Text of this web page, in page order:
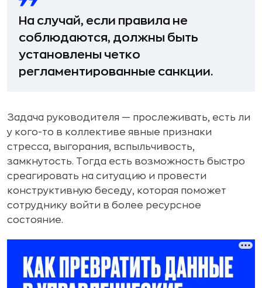
На случай, если правила не
соблюдаются, должны быть
установлены четко
регламентированные санкции.
Задача руководителя — прослеживать, есть ли
у кого-то в коллективе явные признаки
стресса, выгорания, вспыльчивость,
замкнутость. Тогда есть возможность быстро
среагировать на ситуацию и провести
конструктивную беседу, которая поможет
сотруднику войти в более ресурсное
состояние.